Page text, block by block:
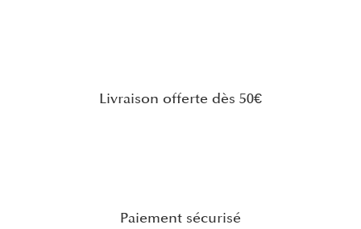
Livraison offerte dès 50€
Paiement sécurisé